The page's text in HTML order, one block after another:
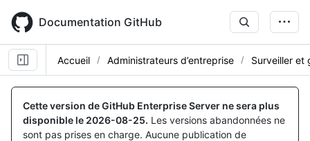
main
content
Documentation GitHub
Accueil Administrateurs d’entreprise Surveiller et
Cette version de GitHub Enterprise Server ne sera plus
disponible le 2026-08-25. Les versions abandonnées ne
sont pas prises en charge. Aucune publication de